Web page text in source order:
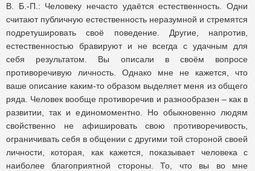
В. Б.-П.: Человеку нечасто удаётся естественность. Одни
считают публичную естественность неразумной и стремятся
подретушировать своё поведение. Другие, напротив,
естественностью бравируют и не всегда с удачным для
себя результатом. Вы описали в своём вопросе
противоречивую личность. Однако мне не кажется, что
ваше описание каким-то образом выделяет меня из общего
ряда. Человек вообще противоречив и разнообразен – как в
развитии, так и единомоментно. Но обыкновенно людям
свойственно не афишировать свою противоречивость,
ограничивать себя в общении с другими той стороной своей
личности, которая, как кажется, показывает человека с
наиболее благоприятной стороны. То, что вы во мне